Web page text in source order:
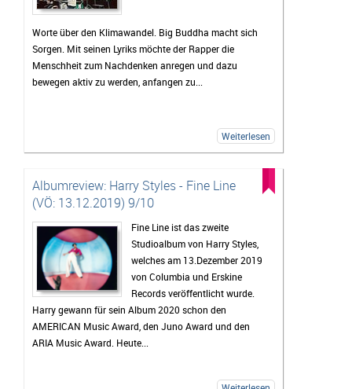
Worte über den Klimawandel. Big Buddha macht sich
Sorgen. Mit seinen Lyriks möchte der Rapper die
Menschheit zum Nachdenken anregen und dazu
bewegen aktiv zu werden, anfangen zu...
Weiterlesen
Albumreview: Harry Styles - Fine Line
(VÖ: 13.12.2019) 9/10
Fine Line ist das zweite
Studioalbum von Harry Styles,
welches am 13.Dezember 2019
von Columbia und Erskine
Records veröffentlicht wurde.
Harry gewann für sein Album 2020 schon den
AMERICAN Music Award, den Juno Award und den
ARIA Music Award. Heute...